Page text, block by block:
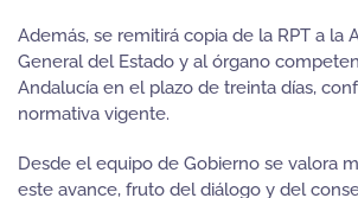
Además, se remitirá copia de la RPT a la
General del Estado y al órgano
Andalucía en el plazo de treinta días,
normativa vigente.
Desde el equipo de Gobierno se valora
este avance, fruto del diálogo y del